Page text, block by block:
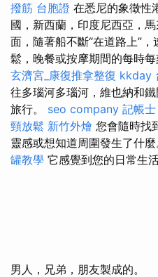
撥筋 台胞證 在悉尼的象徵性
國，新西蘭，印度尼西亞，
面，隨著船不斷“在道路上”
鬆，晚餐或按摩期間的每時
玄濟宮_康復推拿整復 kkday
往多瑙河多瑙河，維也納和
旅行。 seo company 記帳
頸放鬆 新竹外燴 您會隨時找
靈感或想知道周圍發生了什麼
罐教學 它感覺到您的日常生
男人，兄弟，朋友製成的。